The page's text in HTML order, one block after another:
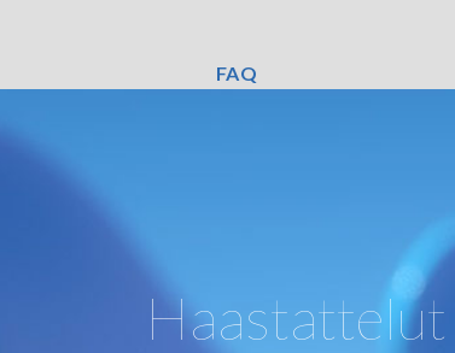
FAQ
Haastattelut